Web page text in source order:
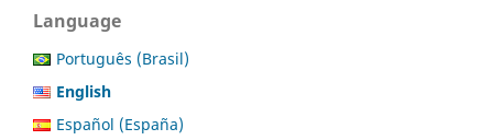
Language
Português (Brasil)
English
Español (España)